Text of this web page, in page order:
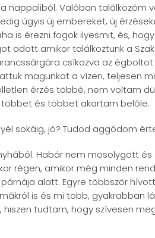
nappaliból. Valóban találkozóm
úgyis új embereket, új
is érezni fogok ilyesmit, és,
adott amikor találkoztunk a
csíkozva az
magunkat a vízen, teljesen
érzés többé, nem voltam
és többet akartam belőle.
sokáig, jó? Tudod aggódom
Habár nem mosolygott
régen, amikor még minden
alatt. Egyre többször
is és mi több, gyakrabban
hiszen tudtam, hogy szívesen